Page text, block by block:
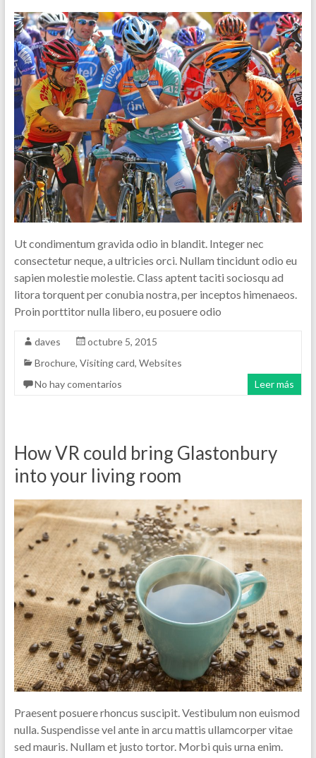
Ut condimentum gravida odio in blandit. Integer nec
consectetur neque, a ultricies orci. Nullam tincidunt odio eu
sapien molestie molestie. Class aptent taciti sociosqu ad
litora torquent per conubia nostra, per inceptos himenaeos.
Proin porttitor nulla libero, eu posuere odio
daves
octubre 5, 2015
Brochure, Visiting card, Websites
No hay comentarios
Leer más
How VR could bring Glastonbury
into your living room
Praesent posuere rhoncus suscipit. Vestibulum non euismod
nulla. Suspendisse vel ante in arcu mattis ullamcorper vitae
sed mauris. Nullam et justo tortor. Morbi quis urna enim.